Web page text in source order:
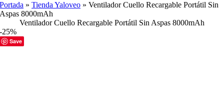
Portada »Tienda Yaloveo »Ventilador Cuello Recargable Portátil Sin
Aspas 8000mAh
Ventilador Cuello Recargable Portátil Sin Aspas 8000mAh
-25%
Save